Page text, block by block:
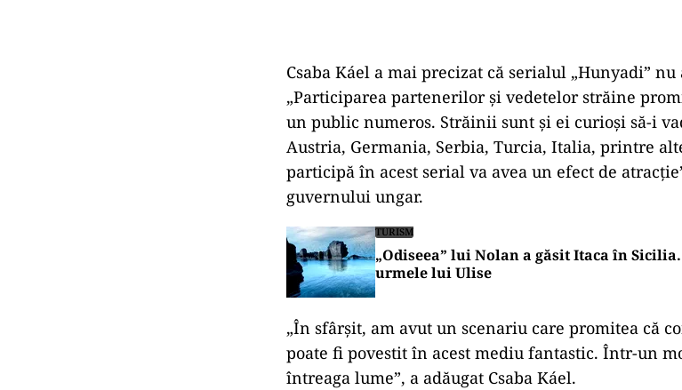
Csaba Káel a mai precizat că serialul „Hunyadi”
„Participarea partenerilor şi vedetelor străine
un public numeros. Străinii sunt şi ei curioşi să-i
Austria, Germania, Serbia, Turcia, Italia, printre
participă în acest serial va avea un efect de
guvernului ungar.
TURISM
„Odiseea” lui Nolan a găsit Itaca în
urmele lui Ulise
„În sfârşit, am avut un scenariu care promitea că
poate fi povestit în acest mediu fantastic. Într-un
întreaga lume”, a adăugat Csaba Káel.